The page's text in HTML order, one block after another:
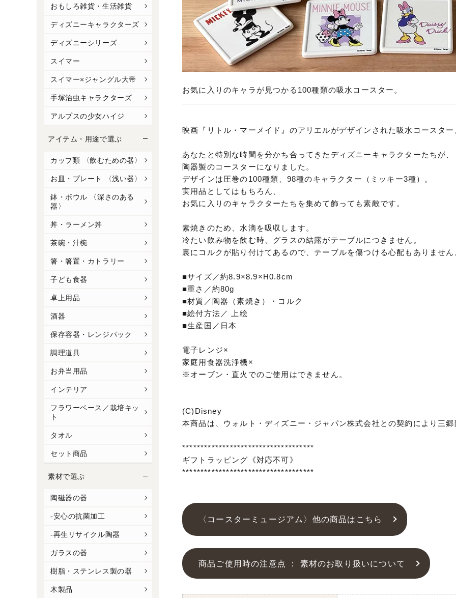
おもしろ雑貨・生活雑貨
ディズニーキャラクターズ
ディズニーシリーズ
スイマー
スイマー×ジャングル大帝
手塚治虫キャラクターズ
アルプスの少女ハイジ
アイテム・用途で選ぶ
カップ類 〈飲むための器〉
お皿・プレート 〈浅い器〉
鉢・ボウル 〈深さのある
器〉
丼・ラーメン丼
茶碗・汁椀
箸・箸置・カトラリー
子ども食器
卓上用品
酒器
保存容器・レンジパック
調理道具
お弁当用品
インテリア
フラワーベース／栽培キッ
ト
タオル
セット商品
素材で選ぶ
陶磁器の器
-安心の抗菌加工
-再生リサイクル陶器
ガラスの器
樹脂・ステンレス製の器
木製品
お気に入りのキャラが見つかる100種類の吸水コースター。
映画『リトル・マーメイド』のアリエルがデザインされた吸水コースター
あなたと特別な時間を分かち合ってきたディズニーキャラクターたちが、
陶器製のコースターになりました。
デザインは圧巻の100種類、98種のキャラクター（ミッキー3種）。
実用品としてはもちろん、
お気に入りのキャラクターたちを集めて飾っても素敵です。
素焼きのため、水滴を吸収します。
冷たい飲み物を飲む時、グラスの結露がテーブルにつきません。
裏にコルクが貼り付けてあるので、テーブルを傷つける心配もありません
■サイズ／約8.9×8.9×H0.8cm
■重さ／約80g
■材質／陶器（素焼き）・コルク
■絵付方法／ 上絵
■生産国／日本
電子レンジ×
家庭用食器洗浄機×
※オーブン・直火でのご使用はできません。
(C)Disney
本商品は、ウォルト・ディズニー・ジャパン株式会社との契約により三
************************************
ギフトラッピング《対応不可》
************************************
〈コースターミュージアム〉他の商品はこちら
商品ご使用時の注意点 ： 素材のお取り扱いについて